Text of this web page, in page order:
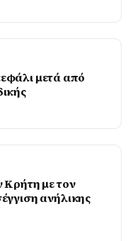
μετά από
Κρήτη με τον
ανήλικης